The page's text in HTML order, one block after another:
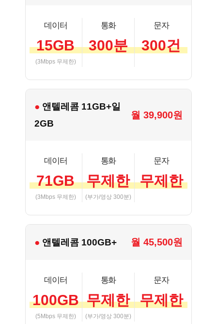
데이터
15GB
(3Mbps 무제한)
통화
300분
문자
300건
● 앤텔레콤 11GB+일
2GB
월 39,900원
데이터
71GB
(3Mbps 무제한)
통화
무제한
(부가/영상 300분)
문자
무제한
● 앤텔레콤 100GB+ 월 45,500원
데이터
100GB
(5Mbps 무제한)
통화
무제한
(부가/영상 300분)
문자
무제한